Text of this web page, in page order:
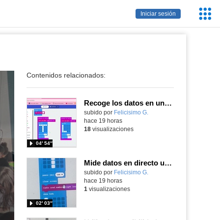
Iniciar sesión
Contenidos relacionados:
Recoge los datos en una gráfica programando tu placa microbit con MakeCode y conoce la Tª y nivel de luz en este eclipse
Contenido educativo.
subido por Felicisimo G.
04′ 54″
hace 19 horas
18visualizaciones
Mide datos en directo usando tu placa microbit y programando con MakeCode dos placas conectadas por radio
Contenido educativo.
subido por Felicisimo G.
02′ 03″
hace 19 horas
1 visualizaciones